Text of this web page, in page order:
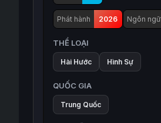
Phát hành 2026 Ngôn ngữ
THỂ LOẠI
Hài Hước Hình Sự
QUỐC GIA
Trung Quốc